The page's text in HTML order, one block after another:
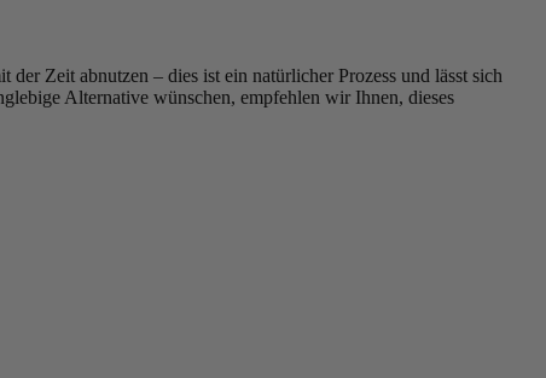
Zeit abnutzen – dies ist ein natürlicher Prozess und lässt sich
Alternative wünschen, empfehlen wir Ihnen, dieses